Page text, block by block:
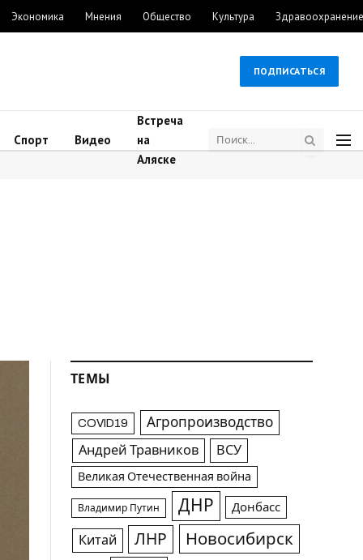
Экономика Мнения Общество Культура Здравоохранение
ПОДПИСАТЬСЯ
Спорт Видео
Встреча
на
Аляске
ТЕМЫ
COVID19 Агропроизводство
Андрей Травников ВСУ
Великая Отечественная война
Владимир Путин ДНР Донбасс
Китай ЛНР Новосибирск